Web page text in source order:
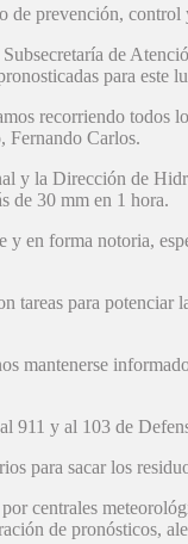
prevención,
de
para este
recorriendo
Fernando Carlos.
y la Dirección de
de 30 mm en 1 hora.
en forma notoria,
tareas para
mantenerse
911 y al 103 de
para sacar los
centrales
de pronósticos,